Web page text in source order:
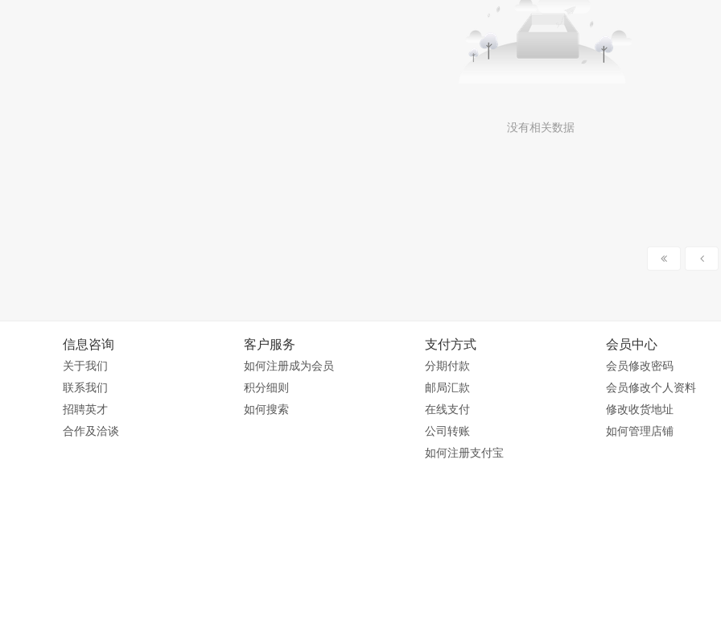
没有相关数据
信息咨询
关于我们
联系我们
招聘英才
合作及洽谈
客户服务
如何注册成为会员
积分细则
如何搜索
支付方式
分期付款
邮局汇款
在线支付
公司转账
如何注册支付宝
会员中心
会员修改密码
会员修改个人资料
修改收货地址
如何管理店铺